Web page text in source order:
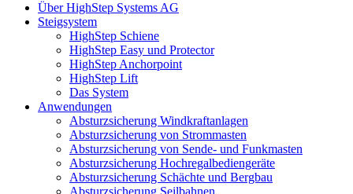
Über HighStep Systems AG
Steigsystem
HighStep Schiene
HighStep Easy und Protector
HighStep Anchorpoint
HighStep Lift
Das System
Anwendungen
Absturzsicherung Windkraftanlagen
Absturzsicherung von Strommasten
Absturzsicherung von Sende- und Funkmasten
Absturzsicherung Hochregalbediengeräte
Absturzsicherung Schächte und Bergbau
Absturzsicherung Seilbahnen